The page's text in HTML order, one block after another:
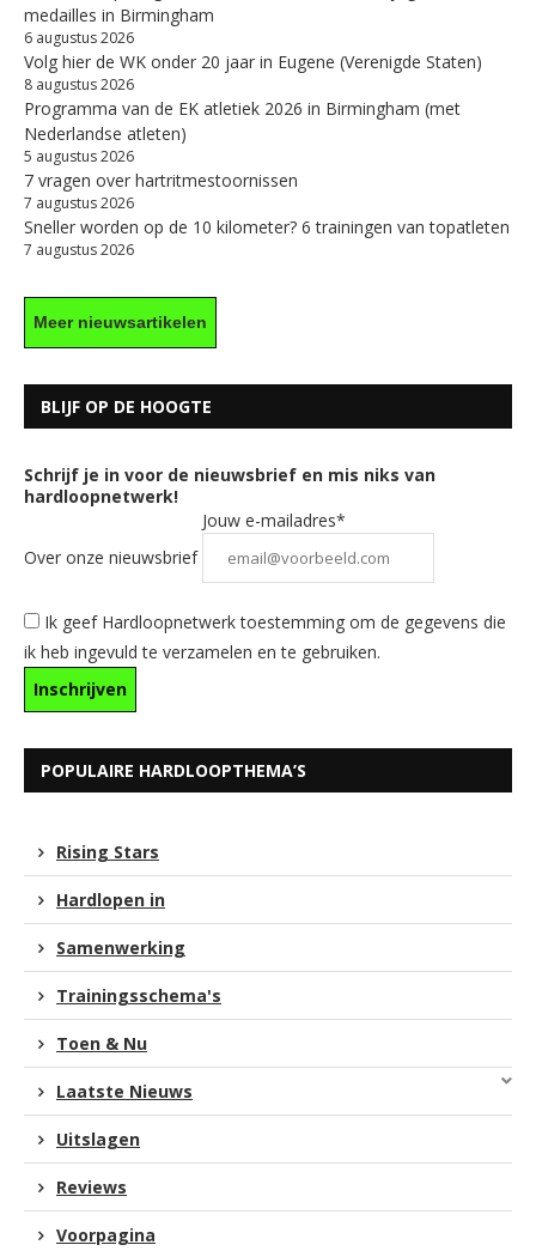
medailles in Birmingham
6 augustus 2026
Volg hier de WK onder 20 jaar in Eugene (Verenigde Staten)
8 augustus 2026
Programma van de EK atletiek 2026 in Birmingham (met
Nederlandse atleten)
5 augustus 2026
7 vragen over hartritmestoornissen
7 augustus 2026
Sneller worden op de 10 kilometer? 6 trainingen van topatleten
7 augustus 2026
Meer nieuwsartikelen
BLIJF OP DE HOOGTE
Schrijf je in voor de nieuwsbrief en mis niks van
hardloopnetwerk!
Over onze nieuwsbrief
Jouw e-mailadres*
Ik geef Hardloopnetwerk toestemming om de gegevens die
ik heb ingevuld te verzamelen en te gebruiken.
POPULAIRE HARDLOOPTHEMA’S
Rising Stars
Hardlopen in
Samenwerking
Trainingsschema's
Toen & Nu
Laatste Nieuws
Uitslagen
Reviews
Voorpagina